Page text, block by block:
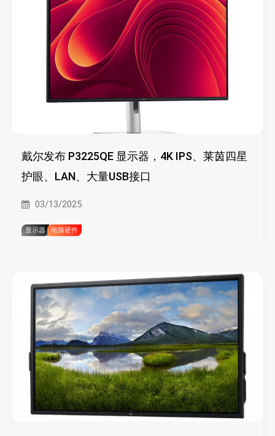
戴尔发布 P3225QE 显示器，4K IPS、莱茵四星
护眼、LAN、大量USB接口
03/13/2025
显示器 电脑硬件